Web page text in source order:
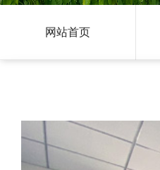
网站首页